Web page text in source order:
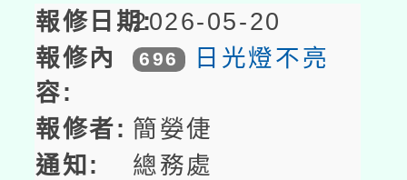
2026-05-20
696 日光燈不亮
簡嫈倢
總務處